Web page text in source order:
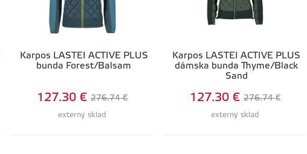
Karpos LASTEI ACTIVE PLUS
bunda Forest/Balsam
externý sklad
127.30 € 276.74 €
Karpos LASTEI ACTIVE PLUS
dámska bunda Thyme/Black
Sand
externý sklad
127.30 € 276.74 €